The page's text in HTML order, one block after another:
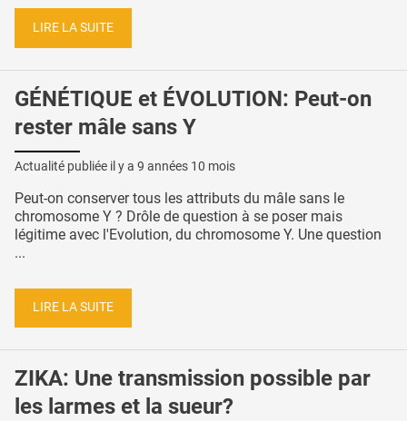
LIRE LA SUITE
GÉNÉTIQUE et ÉVOLUTION: Peut-on
rester mâle sans Y
Actualité publiée il y a 9 années 10 mois
Peut-on conserver tous les attributs du mâle sans le
chromosome Y ? Drôle de question à se poser mais
légitime avec l'Evolution, du chromosome Y. Une question
...
LIRE LA SUITE
ZIKA: Une transmission possible par
les larmes et la sueur?